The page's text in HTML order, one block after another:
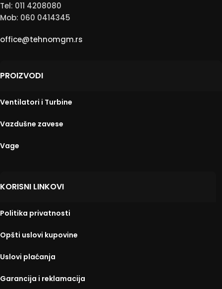
Tel: 011 4208080
Mob: 060 0414345
office@tehnomgm.rs
PROIZVODI
Ventilatori i Turbine
Vazdušne zavese
Vage
KORISNI LINKOVI
Politika privatnosti
Opšti uslovi kupovine
Uslovi plaćanja
Garancija i reklamacija